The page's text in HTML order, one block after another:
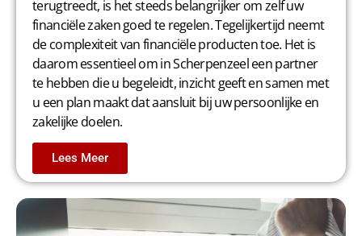
terugtreedt, is het steeds belangrijker om zelf uw
financiële zaken goed te regelen. Tegelijkertijd neemt
de complexiteit van financiële producten toe. Het is
daarom essentieel om in Scherpenzeel een partner
te hebben die u begeleidt, inzicht geeft en samen met
u een plan maakt dat aansluit bij uw persoonlijke en
zakelijke doelen.
Lees Meer